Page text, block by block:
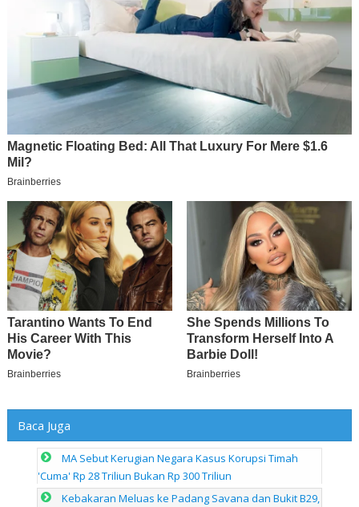
Baca Juga
MA Sebut Kerugian Negara Kasus Korupsi Timah
'Cuma' Rp 28 Triliun Bukan Rp 300 Triliun
Kebakaran Meluas ke Padang Savana dan Bukit B29,